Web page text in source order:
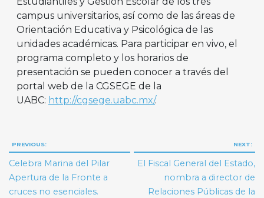
campus universitarios, así como de las áreas de
Orientación Educativa y Psicológica de las
unidades académicas. Para participar en vivo, el
programa completo y los horarios de
presentación se pueden conocer a través del
portal web de la CGSEGE de la
UABC: http://cgsege.uabc.mx/.
Navegación
de
entradas
PREVIOUS:
Celebra Marina del Pilar
Apertura de la Fronte a
cruces no esenciales.
NEXT:
El Fiscal General del Estado,
nombra a director de
Relaciones Públicas de la